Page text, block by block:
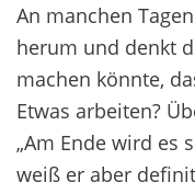
An manchen
herum und denkt
machen könnte,
Etwas arbeiten?
„Am Ende wird es
weiß er aber